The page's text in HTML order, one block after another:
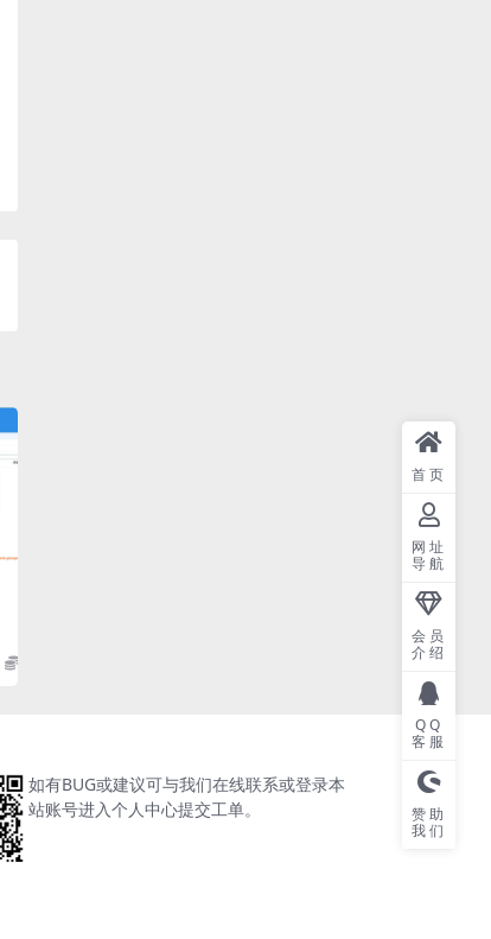
如有BUG或建议可与我们在线联系或登录本
站账号进入个人中心提交工单。
首页
网址
导航
会员
介绍
QQ
客服
赞助
我们